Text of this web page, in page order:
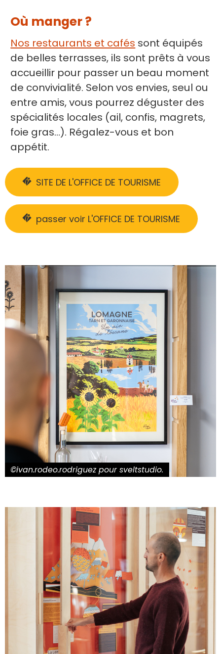
Où manger ?
Nos restaurants et cafés sont équipés
de belles terrasses, ils sont prêts à vous
accueillir pour passer un beau moment
de convivialité. Selon vos envies, seul ou
entre amis, vous pourrez déguster des
spécialités locales (ail, confis, magrets,
foie gras…). Régalez-vous et bon
appétit.
SITE DE L'OFFICE DE TOURISME
passer voir L'OFFICE DE TOURISME
©ivan.rodeo.rodriguez pour sveltstudio.